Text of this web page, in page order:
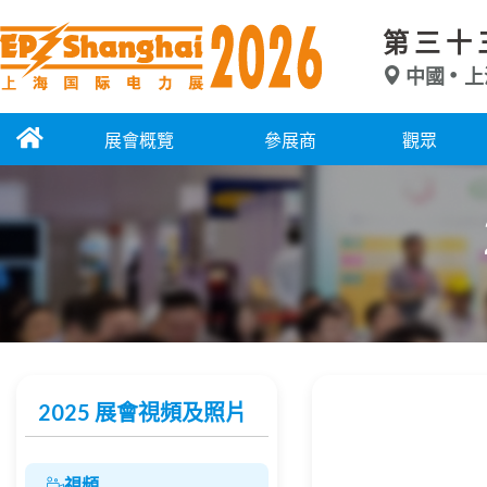
第三十
中國
展會概覽 參展商 觀眾
2025 展會視頻及照片